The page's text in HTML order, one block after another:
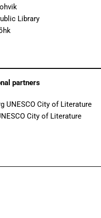
Library
partners
UNESCO City of Literature
City of Literature